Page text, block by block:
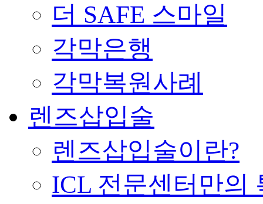
더 SAFE 스마일
각막은행
각막복원사례
렌즈삽입술
렌즈삽입술이란?
ICL 전문센터만의